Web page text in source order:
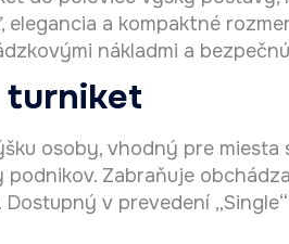
elegancia a kompaktné
nákladmi a
turniket
osoby, vhodný pre
podnikov. Zabraňuje
v prevedení